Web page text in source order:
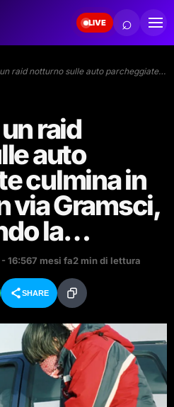
LIVE ⌕
raid notturno sulle auto parcheggiate…
raid
auto
culmina in
via Gramsci,
la…
16:567 mesi fa2 min di lettura
SHARE